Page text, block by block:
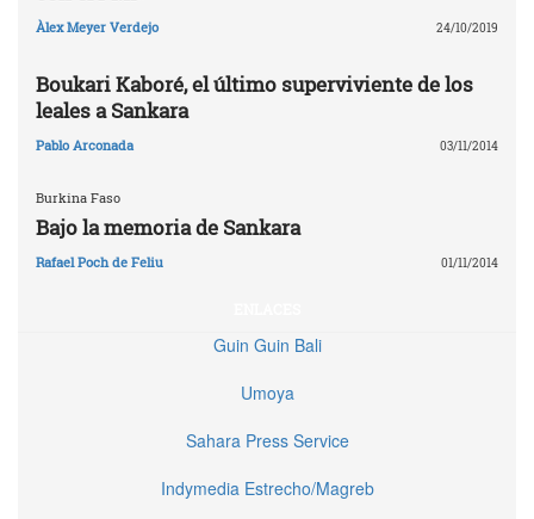
Àlex Meyer Verdejo 24/10/2019
Boukari Kaboré, el último superviviente de los
leales a Sankara
Pablo Arconada 03/11/2014
Burkina Faso
Bajo la memoria de Sankara
Rafael Poch de Feliu 01/11/2014
Guin Guin Bali
Umoya
Sahara Press Service
Indymedia Estrecho/Magreb